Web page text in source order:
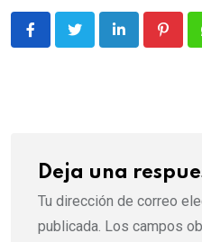
LinkedIn
Deja una
Tu dirección de correo
publicada. Los campos